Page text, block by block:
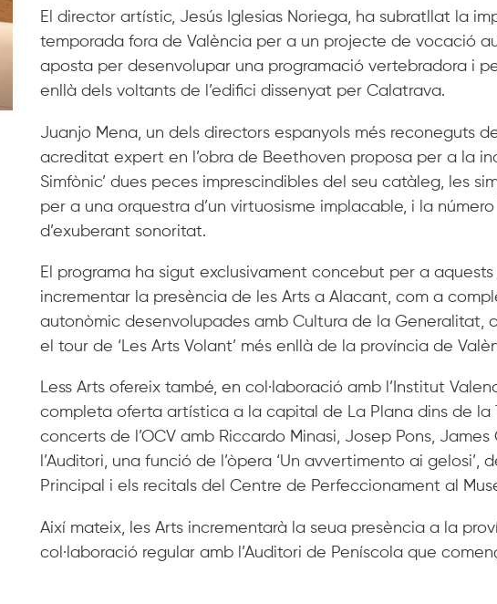
El director artístic, Jesús Iglesias Noriega, ha subratllat la
temporada fora de València per a un projecte de vocació
aposta per desenvolupar una programació vertebradora i
enllà dels voltants de l’edifici dissenyat per Calatrava.
Juanjo Mena, un dels directors espanyols més reconeguts
acreditat expert en l’obra de Beethoven proposa per a la
Simfònic’ dues peces imprescindibles del seu catàleg, les
per a una orquestra d’un virtuosisme implacable, i la
d’exuberant sonoritat.
El programa ha sigut exclusivament concebut per a
incrementar la presència de les Arts a Alacant, com a
autonòmic desenvolupades amb Cultura de la Generalitat,
el tour de ‘Les Arts Volant’ més enllà de la província de
Less Arts ofereix també, en col·laboració amb l’Institut
completa oferta artística a la capital de La Plana dins de la
concerts de l’OCV amb Riccardo Minasi, Josep Pons,
l’Auditori, una funció de l’òpera ‘Un avvertimento ai gelosi’,
Principal i els recitals del Centre de Perfeccionament al
Així mateix, les Arts incrementarà la seua presència a la
col·laboració regular amb l’Auditori de Peníscola que